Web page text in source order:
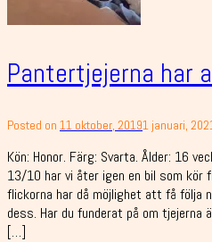
Pantertjejerna har
Posted on 11 oktober, 20191 januari,
Kön: Honor. Färg: Svarta. Ålder: 16
13/10 har vi åter igen en bil som kör
flickorna har då möjlighet att få följa
dess. Har du funderat på om
[…]